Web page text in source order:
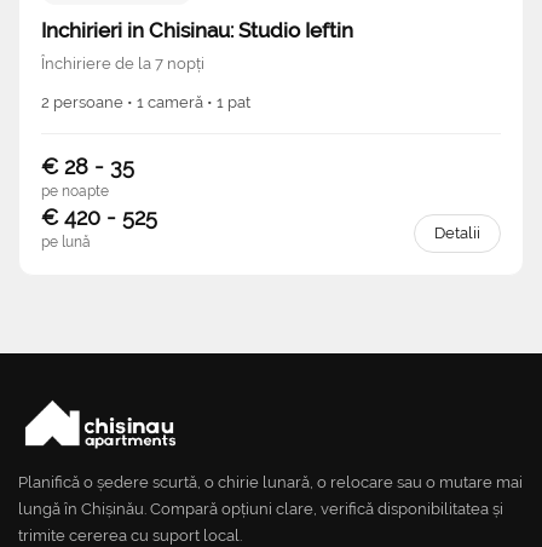
Inchirieri in Chisinau: Studio Ieftin
Închiriere de la 7 nopți
2 persoane • 1 cameră • 1 pat
€ 28 - 35
pe noapte
€ 420 - 525
pe lună Detalii
Planifică o ședere scurtă, o chirie lunară, o relocare sau o mutare mai
lungă în Chișinău. Compară opțiuni clare, verifică disponibilitatea și
trimite cererea cu suport local.